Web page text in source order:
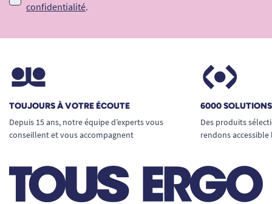
confidentialité.
TOUJOURS À VOTRE ÉCOUTE
Depuis 15 ans, notre équipe d’experts vous
conseillent et vous accompagnent
6000
Des produits
rendons